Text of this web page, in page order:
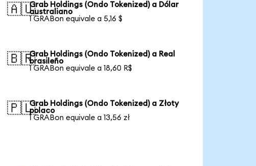
🇦🇺Grab Holdings (Ondo Tokenized) a Dólar
australiano
1 GRABon equivale a 5,16 $
🇧🇷Grab Holdings (Ondo Tokenized) a Real
brasileño
1 GRABon equivale a 18,60 R$
🇵🇱Grab Holdings (Ondo Tokenized) a Złoty
polaco
1 GRABon equivale a 13,56 zł